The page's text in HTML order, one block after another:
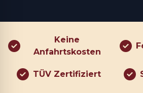
Keine
Anfahrtskosten
TÜV Zertifiziert